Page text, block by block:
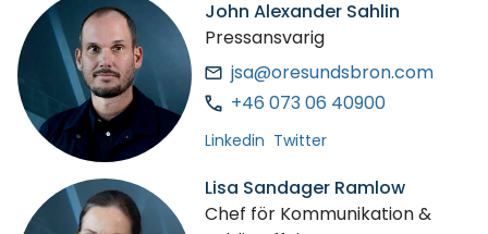
John Alexander Sahlin
Pressansvarig
jsa@oresundsbron.com
+46 073 06 40900
Linkedin Twitter
Lisa Sandager Ramlow
Chef för Kommunikation &